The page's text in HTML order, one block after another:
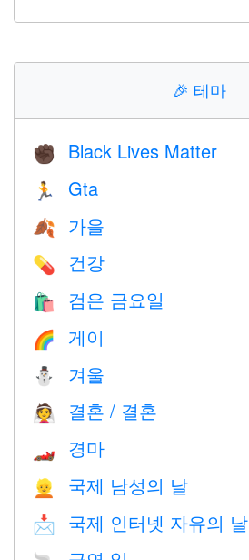
🎉 테마
✊🏿 Black Lives Matter
🏃 Gta
🍂 가을
💊 건강
🛍 검은 금요일
🌈 게이
⛄ 겨울
👰 결혼 / 결혼
🏎 경마
👱 국제 남성의 날
📩 국제 인터넷 자유의 날